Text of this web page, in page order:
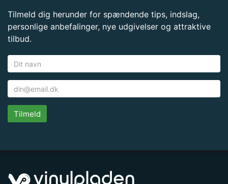
Tilmeld dig herunder for spændende tips, indslag,
personlige anbefalinger, nye udgivelser og attraktive
tilbud.
Tilmeld